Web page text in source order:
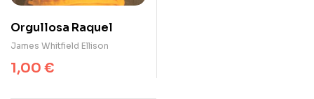
Orgullosa Raquel
James Whitfield Ellison
1,00 €